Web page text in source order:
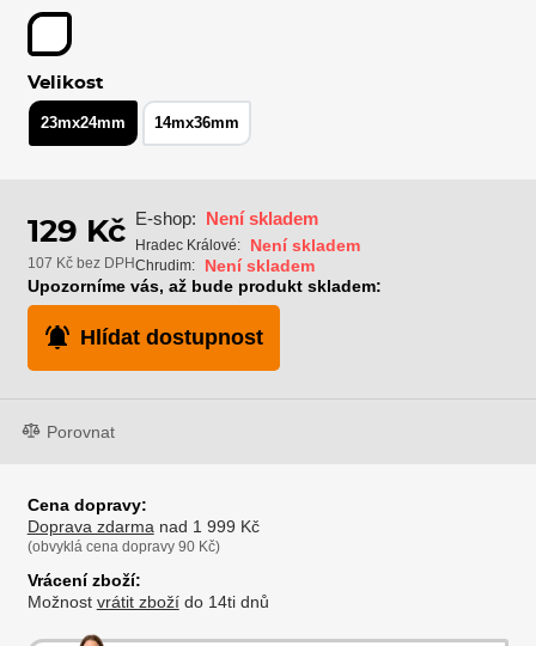
Velikost
23mx24mm 14mx36mm
129 Kč
107 Kč bez DPH
E-shop: Není skladem
Hradec Králové: Není skladem
Chrudim:
Není skladem
Upozorníme vás, až bude produkt skladem:
Hlídat dostupnost
Porovnat
Cena dopravy:
Doprava zdarma nad 1 999 Kč
(obvyklá cena dopravy 90 Kč)
Vrácení zboží:
Možnost vrátit zbožído 14ti dnů